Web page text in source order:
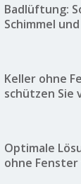
Badlüftung:
Schimmel
Keller ohne
schützen Sie
Optimale
ohne